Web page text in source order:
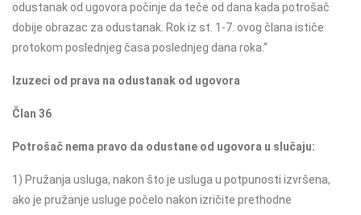
odustanak od ugovora počinje da teče od dana kada potrošač
dobije obrazac za odustanak. Rok iz st. 1-7. ovog člana ističe
protokom poslednjeg časa poslednjeg dana roka.“
Izuzeci od prava na odustanak od ugovora
Član 36
Potrošač nema pravo da odustane od ugovora u slučaju:
1) Pružanja usluga, nakon što je usluga u potpunosti izvršena,
ako je pružanje usluge počelo nakon izričite prethodne